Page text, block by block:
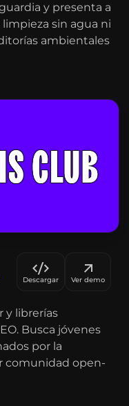
y presenta a
sin agua ni
ambientales
Descargar Ver demo
y librerías
Busca jóvenes
por la
comunidad open-